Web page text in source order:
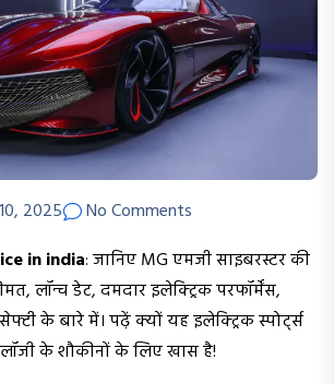
2025
No Comments
in india: जानिए MG एमजी साइबरस्टर की
लॉन्च डेट, दमदार इलेक्ट्रिक परफॉर्मेंस,
के बारे में। पढ़ें क्यों यह इलेक्ट्रिक स्पोर्ट्स
के शौकीनों के लिए खास है!